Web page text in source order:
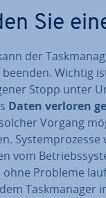
Sie
der
Wichtig
Stopp unter
Daten verloren
Vorgang
vom
Probleme
Task­ma­na­ger